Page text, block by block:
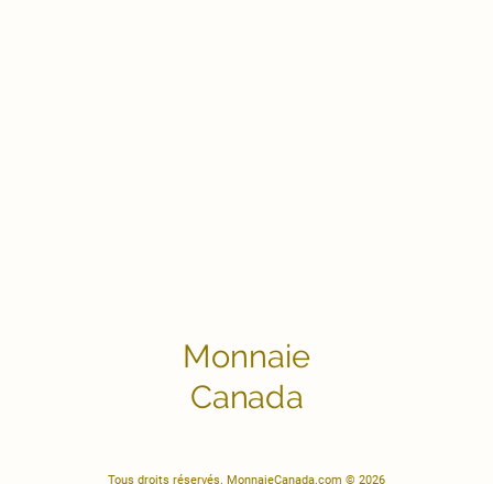
Monnaie
Canada
Tous droits réservés. MonnaieCanada.com © 2026